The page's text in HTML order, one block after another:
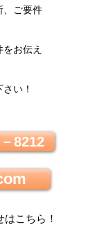
、ご要件
お伝え
い！
8212
はこちら ！